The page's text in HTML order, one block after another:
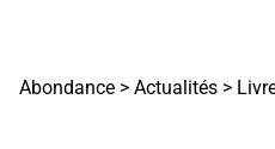
Abondance > Actualités >